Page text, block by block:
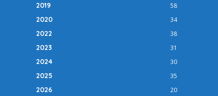
2019 58
2020 34
2022 38
2023 31
2024 30
2025 35
2026 20